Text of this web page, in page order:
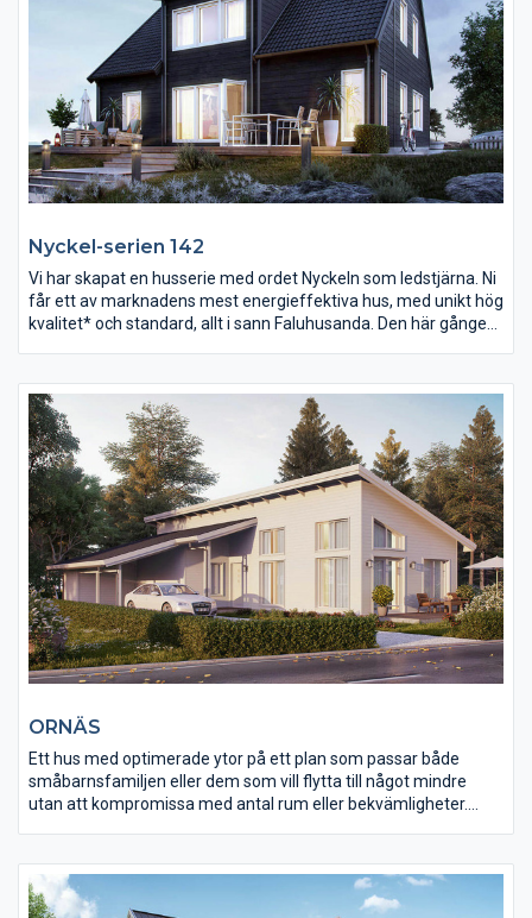
Nyckel-serien 142
Vi har skapat en husserie med ordet Nyckeln som ledstjärna. Ni
får ett av marknadens mest energieffektiva hus, med unikt hög
kvalitet* och standard, allt i sann Faluhusanda. Den här gången
dörren till drömboendet.
ORNÄS
Ett hus med optimerade ytor på ett plan som passar både
småbarnsfamiljen eller dem som vill flytta till något mindre
utan att kompromissa med antal rum eller bekvämligheter.
större än det är i verkligheten.